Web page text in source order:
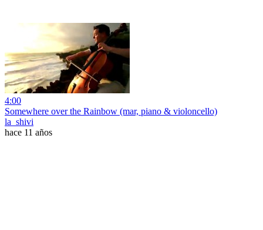
4:00
Somewhere over the Rainbow (mar, piano & violoncello)
la_shivi
hace 11 años